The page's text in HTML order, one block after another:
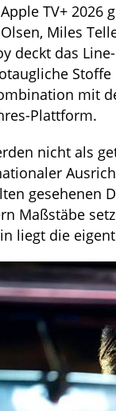
TV+ 2026
Miles
deckt das
mit
Plattform.
nicht als
gesehenen
Maßstäbe
liegt die